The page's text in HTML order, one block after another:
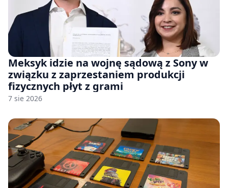
Meksyk idzie na wojnę sądową z Sony w
związku z zaprzestaniem produkcji
fizycznych płyt z grami
7 sie 2026